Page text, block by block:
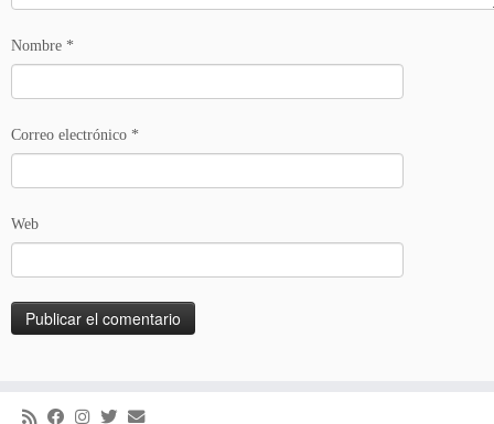
Nombre *
Correo electrónico *
Web